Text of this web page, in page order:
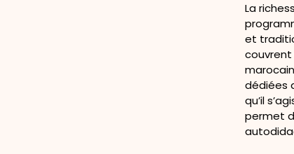
La
et
dédiées
qu’il
permet